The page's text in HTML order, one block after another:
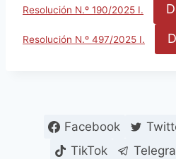
Resolución N.º 190/2025 I.
Resolución N.º 497/2025 I.
Facebook
TikTok